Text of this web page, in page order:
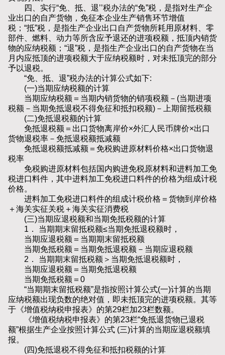
四、实行“免、抵、退’’税办法的“免”税，是指对生产企
业出口的自产货物，免征本企业生产销售环节增值
税；“抵”税，是指生产企业出口自产货物所耗用原材料、零
部件、燃料、动力等所含应予退还的进项税额，抵顶内销货
物的应纳税额；“退”税，是指生产企业出口的自产货物在当
月内应抵顶的进项税额大于应纳税额时，对未抵顶完的部分
予以退税。
“免、抵、退”税办法的计算公式如下:
(一)当期应纳税额的计算
当期应纳税额＝当期内销货物的销项税额－(当期进项
税额－当期免抵退税不得免征和抵扣税额)－上期留抵税额
(二)免抵退税额的计算
免抵退税额＝出口货物离岸价×外汇人民币牌价×出口
货物退税率－免抵退税额抵减额
免抵退税额抵减额＝免税购进原材料价格×出口货物退
税率
免税购进原材料包括国内购进免税原材料和进料加工免
税进口料件，其中进料加工免税进口料件的价格为组成计税
价格。
进料加工免税进口料件的组成计税价格＝货物到岸价格
＋海关实征关税＋海关实征消费税
(三)当期应退税额和当期免抵税额的计算
1． 当期期末留抵税额≤当期免抵退税额时，
当期应退税额＝当期期末留抵税额
当期免抵税额＝当期免抵退税额－当期应退税额
2． 当期期末留抵税额＞当期免抵退税额时，
当期应退税额＝当期免抵退税额
当期免抵税额＝0
“当期期末留抵税额”是指按照计算公式(一)计算的当期
应纳税额出现负数的绝对值，即未抵顶完的进项税额。其等
于《增值税纳税申报表》的第29栏加23栏数额。
《增值税纳税申报表》的第23栏“免抵退货物已退税
额”根据生产企业按照计算公式 (三)计算的当期应退税额填
报。
(四)免抵退税不得免征和抵扣税额的计算